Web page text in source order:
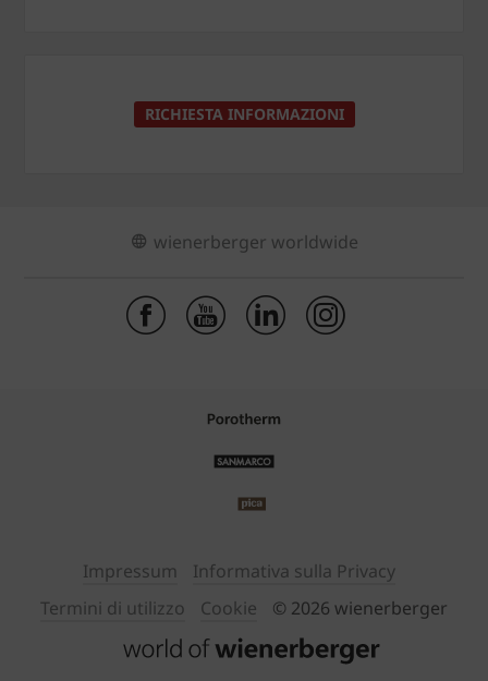
RICHIESTA INFORMAZIONI
wienerberger worldwide
Impressum
Informativa sulla Privacy
Termini di utilizzo
Cookie © 2026 wienerberger